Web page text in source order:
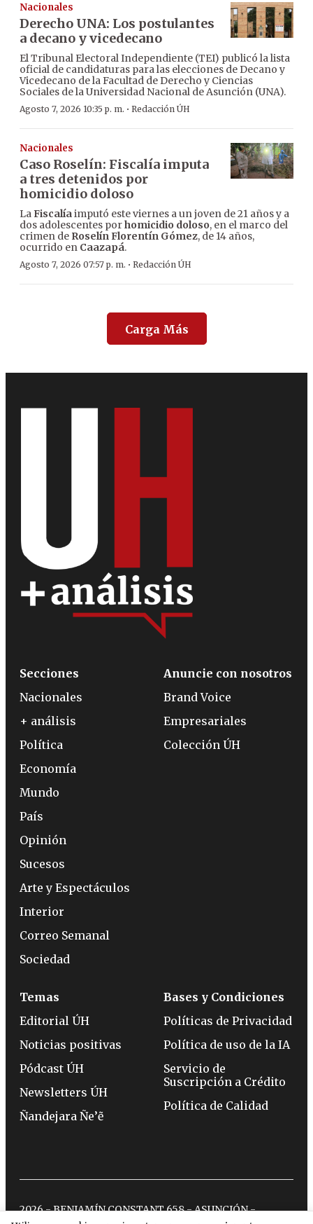
Nacionales
Derecho UNA: Los postulantes
a decano y vicedecano
El Tribunal Electoral Independiente (TEI) publicó la lista
oficial de candidaturas para las elecciones de Decano y
Vicedecano de la Facultad de Derecho y Ciencias
Sociales de la Universidad Nacional de Asunción (UNA).
Agosto 7, 2026 10:35 p. m. · Redacción ÚH
Nacionales
Caso Roselín: Fiscalía imputa
a tres detenidos por
homicidio doloso
LaFiscalíaimputó este viernes a un joven de 21 años y a
dos adolescentes porhomicidio doloso, en el marco del
crimen de Roselín Florentín Gómez, de 14 años,
ocurrido en Caazapá.
Agosto 7, 2026 07:57 p. m. · Redacción ÚH
Carga Más
Secciones
Nacionales
+ análisis
Política
Economía
Mundo
País
Opinión
Sucesos
Arte y Espectáculos
Interior
Correo Semanal
Sociedad
Anuncie con nosotros
Brand Voice
Empresariales
Colección ÚH
Temas
Editorial ÚH
Noticias positivas
Pódcast ÚH
Newsletters ÚH
Ñandejara Ñe’ẽ
Bases y Condiciones
Políticas de Privacidad
Política de uso de la IA
Servicio de
Suscripción a Crédito
Política de Calidad
2026 - BENJAMÍN CONSTANT 658 - ASUNCIÓN -
TELÉFONO: (0994) 715 715